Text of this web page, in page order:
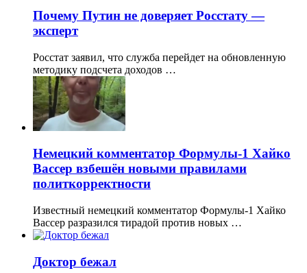
Почему Путин не доверяет Росстату —
эксперт
Росстат заявил, что служба перейдет на обновленную
методику подсчета доходов …
Немецкий комментатор Формулы-1 Хайко
Вассер взбешён новыми правилами
политкорректности
Известный немецкий комментатор Формулы-1 Хайко
Вассер разразился тирадой против новых …
Доктор бежал